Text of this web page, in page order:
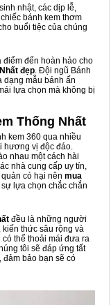
nhật, các dịp lễ,
bánh kem thơm
buổi tiệc của chúng
điểm đến hoàn hảo cho
đẹp. Đội ngũ Bánh
dạng mẫu bánh ấn
lựa chọn mà không bị
Thống Nhất
kem 360 qua nhiều
hương vị độc đáo.
nhau một cách hài
nhà cung cấp uy tín,
có hại nên mua
lựa chọn chắc chắn
đều là những người
thức sâu rộng và
thể thoải mái đưa ra
tôi sẽ đáp ứng tất
đảm bảo bạn sẽ có